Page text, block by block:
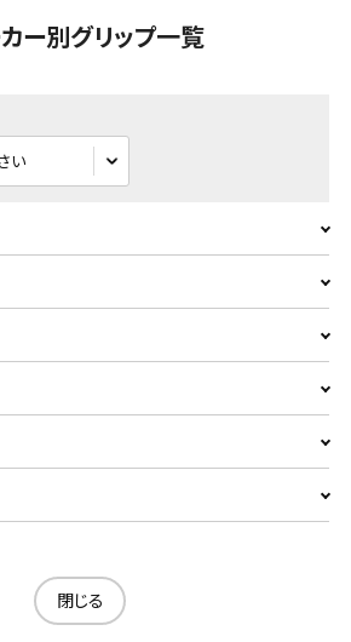
ー別グリップ一覧
閉じる